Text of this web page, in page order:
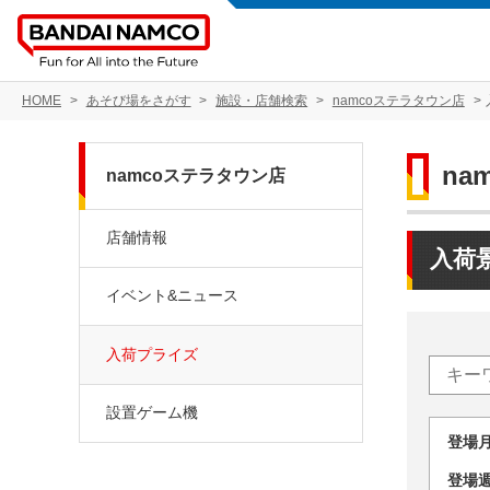
HOME あそび場をさがす 施設・店舗検索 namcoステラタウン店
入荷
登
登
namcoステラタウン店
店舗情報
イベント&ニュース
入荷プライズ
設置ゲーム機